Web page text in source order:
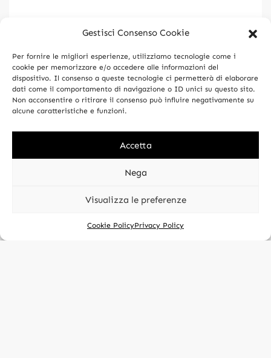
Gestisci Consenso Cookie
Per fornire le migliori esperienze, utilizziamo tecnologie come i
cookie per memorizzare e/o accedere alle informazioni del
dispositivo. Il consenso a queste tecnologie ci permetterà di elaborare
dati come il comportamento di navigazione o ID unici su questo sito.
Non acconsentire o ritirare il consenso può influire negativamente su
alcune caratteristiche e funzioni.
Accetta
Nega
Visualizza le preferenze
Cookie PolicyPrivacy Policy
Cookie Policy (UE)
Gestione Consenso
INFO
News
03328450170